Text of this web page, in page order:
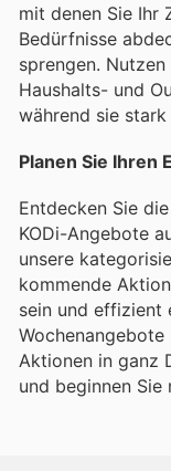
mit denen Sie Ihr
Bedürfnisse
sprengen.
Haushalts- und
während sie
Planen Sie Ihren
Entdecken Sie
KODi-Angebote
unsere
kommende
sein und effizient
Aktionen in ganz
und beginnen Sie